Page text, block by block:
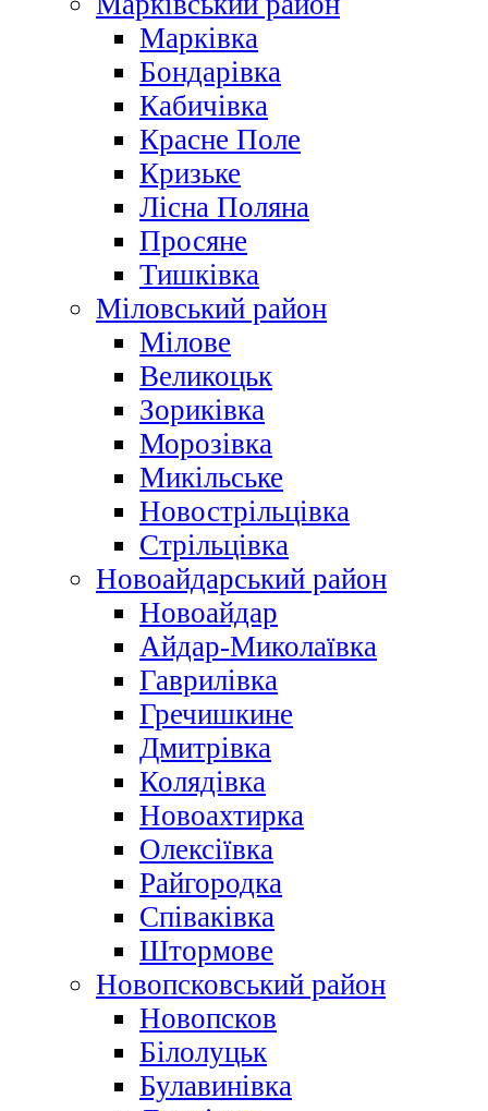
Марківка
Бондарівка
Кабичівка
Красне Поле
Кризьке
Лісна Поляна
Просяне
Тишківка
Міловський район
Мілове
Великоцьк
Зориківка
Морозівка
Микільське
Новострільцівка
Стрільцівка
Новоайдарський район
Новоайдар
Айдар-Миколаївка
Гаврилівка
Гречишкине
Дмитрівка
Колядівка
Новоахтирка
Олексіївка
Райгородка
Співаківка
Штормове
Новопсковський район
Новопсков
Білолуцьк
Булавинівка